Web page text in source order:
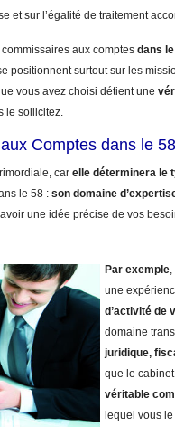
et sur l’égalité de traitement
commissaires aux comptes dans
positionnent surtout sur les
vous avez choisi détient une
le sollicitez.
Comptes dans le
car elle déterminera le
le 58 : son domaine
une idée précise de vos
Par exemple
une
d’activité de
domaine
juridique,
que le
véritable
lequel vous